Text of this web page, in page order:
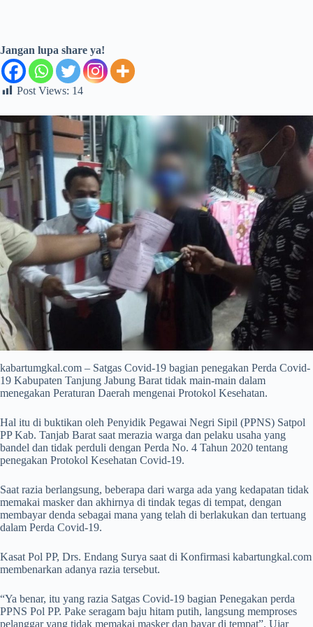
Jangan lupa share ya!
Post Views: 14
kabartumgkal.com – Satgas Covid-19 bagian penegakan Perda Covid-
19 Kabupaten Tanjung Jabung Barat tidak main-main dalam
menegakan Peraturan Daerah mengenai Protokol Kesehatan.
Hal itu di buktikan oleh Penyidik Pegawai Negri Sipil (PPNS) Satpol
PP Kab. Tanjab Barat saat merazia warga dan pelaku usaha yang
bandel dan tidak perduli dengan Perda No. 4 Tahun 2020 tentang
penegakan Protokol Kesehatan Covid-19.
Saat razia berlangsung, beberapa dari warga ada yang kedapatan tidak
memakai masker dan akhirnya di tindak tegas di tempat, dengan
membayar denda sebagai mana yang telah di berlakukan dan tertuang
dalam Perda Covid-19.
Kasat Pol PP, Drs. Endang Surya saat di Konfirmasi kabartungkal.com
membenarkan adanya razia tersebut.
“Ya benar, itu yang razia Satgas Covid-19 bagian Penegakan perda
PPNS Pol PP. Pake seragam baju hitam putih, langsung memproses
pelanggar yang tidak memakai masker dan bayar di tempat”. Ujar